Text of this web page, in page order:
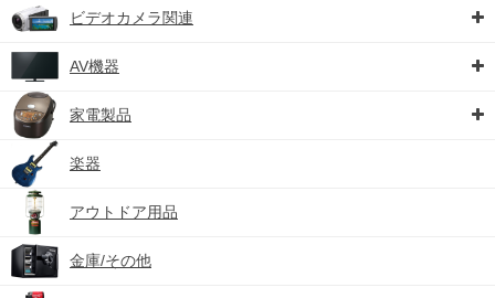
ビデオカメラ関連
AV機器
家電製品
楽器
アウトドア用品
金庫/その他